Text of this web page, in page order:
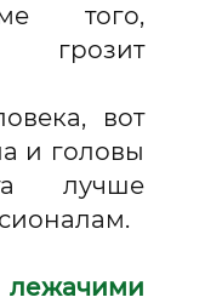
того,
грозит
вот
и головы
лучше
лежачими